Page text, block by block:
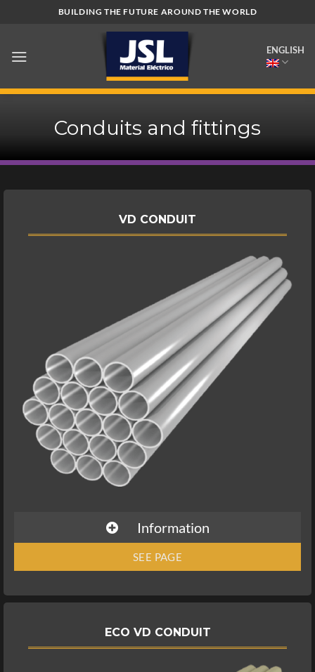
BUILDING THE FUTURE AROUND THE WORLD
ENGLISH
Conduits and fittings
VD CONDUIT
Information
SEE PAGE
ECO VD CONDUIT